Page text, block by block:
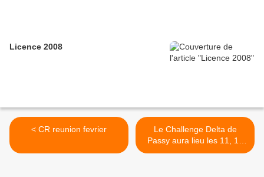
Licence 2008
< CR reunion fevrier
Le Challenge Delta de
Passy aura lieu les 11, 12
et13 avril 2009 >